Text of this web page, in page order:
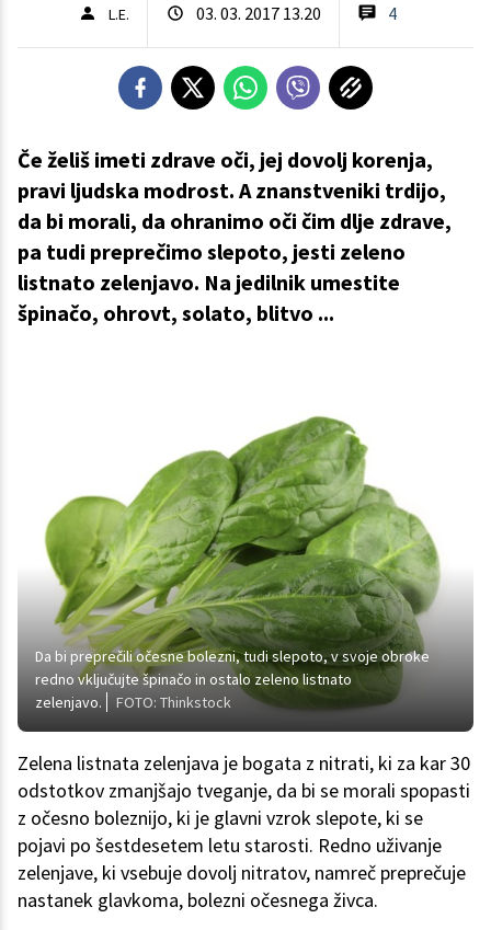
L.E. 03. 03. 2017 13.20 4
Če želiš imeti zdrave oči, jej dovolj korenja,
pravi ljudska modrost. A znanstveniki trdijo,
da bi morali, da ohranimo oči čim dlje zdrave,
pa tudi preprečimo slepoto, jesti zeleno
listnato zelenjavo. Na jedilnik umestite
špinačo, ohrovt, solato, blitvo ...
Da bi preprečili očesne bolezni, tudi slepoto, v svoje obroke
redno vključujte špinačo in ostalo zeleno listnato
zelenjavo.
FOTO: Thinkstock
Zelena listnata zelenjava je bogata z nitrati, ki za kar 30
odstotkov zmanjšajo tveganje, da bi se morali spopasti
z očesno boleznijo, ki je glavni vzrok slepote, ki se
pojavi po šestdesetem letu starosti. Redno uživanje
zelenjave, ki vsebuje dovolj nitratov, namreč preprečuje
nastanek glavkoma, bolezni očesnega živca.